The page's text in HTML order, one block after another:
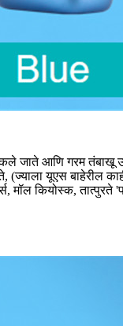
आणि गरम तंबाखू
(ज्याला यूएस
मॉल कियोस्क,